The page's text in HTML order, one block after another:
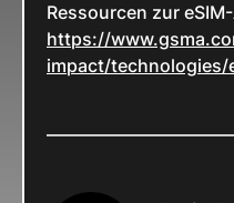
Ressourcen zur
https://
impact/